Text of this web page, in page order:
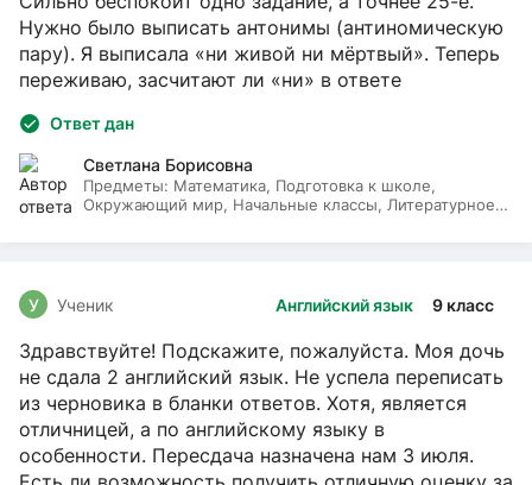
Нужно было выписать антонимы (антиномическую
пару). Я выписала «ни живой ни мёртвый». Теперь
переживаю, засчитают ли «ни» в ответе
Ответ дан
Светлана Борисовна
Предметы: Математика, Подготовка к школе,
Окружающий мир, Начальные классы, Литературное
Английский язык 9 класс
У Ученик
Здравствуйте! Подскажите, пожалуйста. Моя дочь
не сдала 2 английский язык. Не успела переписать
из черновика в бланки ответов. Хотя, является
отличницей, а по английскому языку в
особенности. Пересдача назначена нам 3 июля.